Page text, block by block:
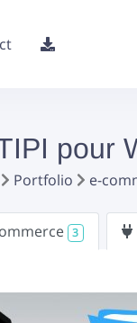
pour
Portfolio e-
3